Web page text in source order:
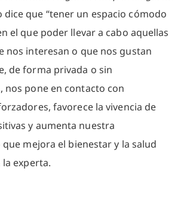
dice que “tener un espacio cómodo
el que poder llevar a cabo aquellas
nos interesan o que nos gustan
de forma privada o sin
nos pone en contacto con
favorece la vivencia de
y aumenta nuestra
mejora el bienestar y la salud
la experta.